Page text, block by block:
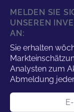
MELDEN SIE
UNSEREN
AN:
Sie erhalten
Analysten zum
Abmeldung
E-Mail-Adresse